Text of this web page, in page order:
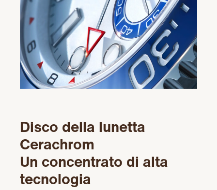
Disco della lunetta
Cerachrom
Un concentrato di alta
tecnologia